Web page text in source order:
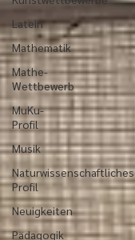
Latein
Mathematik
Mathe-
Wettbewerb
MuKu-
Profil
Musik
Naturwissenschaftliches
Profil
Neuigkeiten
Pädagogik